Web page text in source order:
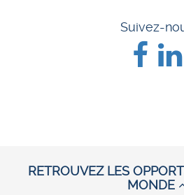
Suivez-
RETROUVEZ LES
MONDE